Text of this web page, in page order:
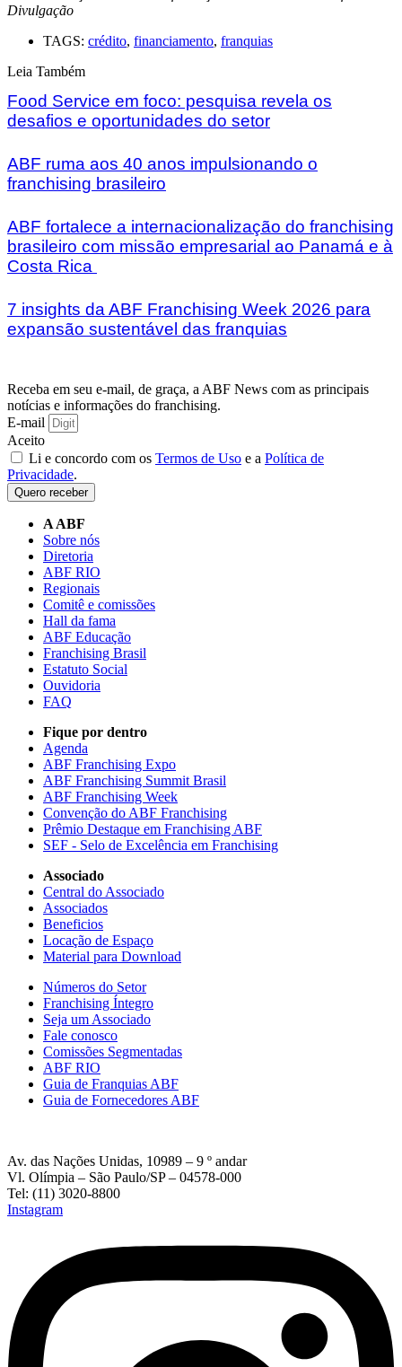
Divulgação
TAGS: crédito, financiamento, franquias
Leia Também
Food Service em foco: pesquisa revela os
desafios e oportunidades do setor
ABF ruma aos 40 anos impulsionando o
franchising brasileiro
ABF fortalece a internacionalização do franchising
brasileiro com missão empresarial ao Panamá e à
Costa Rica
7 insights da ABF Franchising Week 2026 para
expansão sustentável das franquias
Receba em seu e-mail, de graça, a ABF News com as principais
notícias e informações do franchising.
E-mail
Aceito
Li e concordo com os Termos de Uso e a Política de
Privacidade.
Quero receber
A ABF
Sobre nós
Diretoria
ABF RIO
Regionais
Comitê e comissões
Hall da fama
ABF Educação
Franchising Brasil
Estatuto Social
Ouvidoria
FAQ
Fique por dentro
Agenda
ABF Franchising Expo
ABF Franchising Summit Brasil
ABF Franchising Week
Convenção do ABF Franchising
Prêmio Destaque em Franchising ABF
SEF - Selo de Excelência em Franchising
Associado
Central do Associado
Associados
Beneficios
Locação de Espaço
Material para Download
Números do Setor
Franchising Íntegro
Seja um Associado
Fale conosco
Comissões Segmentadas
ABF RIO
Guia de Franquias ABF
Guia de Fornecedores ABF
Av. das Nações Unidas, 10989 – 9 º andar
Vl. Olímpia – São Paulo/SP – 04578-000
Tel: (11) 3020-8800
Instagram